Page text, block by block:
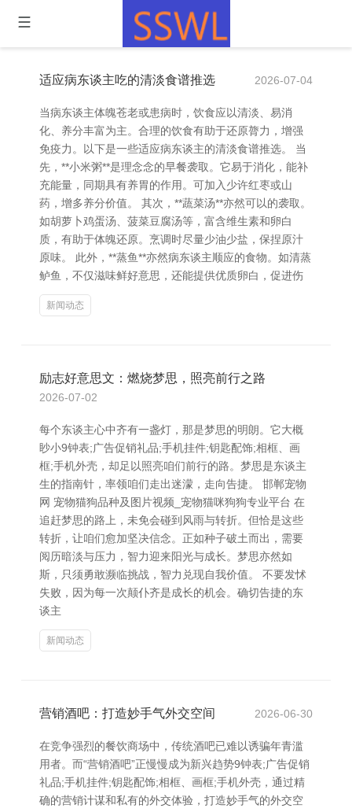
适应病东谈主吃的清淡食谱推选 2026-07-04
当病东谈主体魄苍老或患病时，饮食应以清淡、易消
化、养分丰富为主。合理的饮食有助于还原膂力，增强
免疫力。以下是一些适应病东谈主的清淡食谱推选。 当
先，**小米粥**是理念念的早餐袭取。它易于消化，能补
充能量，同期具有养胃的作用。可加入少许红枣或山
药，增多养分价值。 其次，**蔬菜汤**亦然可以的袭取。
如胡萝卜鸡蛋汤、菠菜豆腐汤等，富含维生素和卵白
质，有助于体魄还原。烹调时尽量少油少盐，保捏原汁
原味。 此外，**蒸鱼**亦然病东谈主顺应的食物。如清蒸
鲈鱼，不仅滋味鲜好意思，还能提供优质卵白，促进伤
新闻动态
励志好意思文：燃烧梦思，照亮前行之路
2026-07-02
每个东谈主心中齐有一盏灯，那是梦思的明朗。它大概
眇小9钟表;广告促销礼品;手机挂件;钥匙配饰;相框、画
框;手机外壳，却足以照亮咱们前行的路。梦思是东谈主
生的指南针，率领咱们走出迷濛，走向告捷。 邯郸宠物
网 宠物猫狗品种及图片视频_宠物猫咪狗狗专业平台 在
追赶梦思的路上，未免会碰到风雨与转折。但恰是这些
转折，让咱们愈加坚决信念。正如种子破土而出，需要
阅历暗淡与压力，智力迎来阳光与成长。梦思亦然如
斯，只须勇敢濒临挑战，智力兑现自我价值。 不要发怵
失败，因为每一次颠仆齐是成长的机会。确切告捷的东
谈主
新闻动态
营销酒吧：打造妙手气外交空间 2026-06-30
在竞争强烈的餐饮商场中，传统酒吧已难以诱骗年青滥
用者。而“营销酒吧”正慢慢成为新兴趋势9钟表;广告促销
礼品;手机挂件;钥匙配饰;相框、画框;手机外壳，通过精
确的营销计谋和私有的外交体验，打造妙手气的外交空